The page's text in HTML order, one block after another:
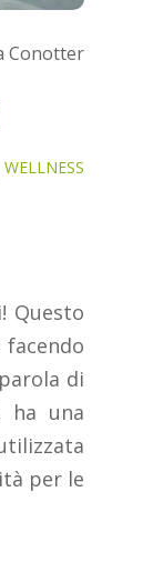
Conotter
WELLNESS
Questo
di
ha una
per le